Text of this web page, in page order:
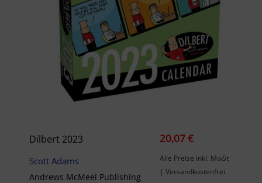
Dilbert 2023
Scott Adams
Andrews McMeel Publishing
20,07 €
Alle Preise inkl. MwSt
| Versandkostenfrei